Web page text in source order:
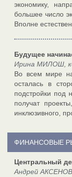
экономику,
большее число
Вполне
Будущее
Ирина МИЛОШ,
Во всем мире
осталась в
подстройки под
получат
инклюзивного,
ФИНАНСОВЫЕ
Центральный
Андрей